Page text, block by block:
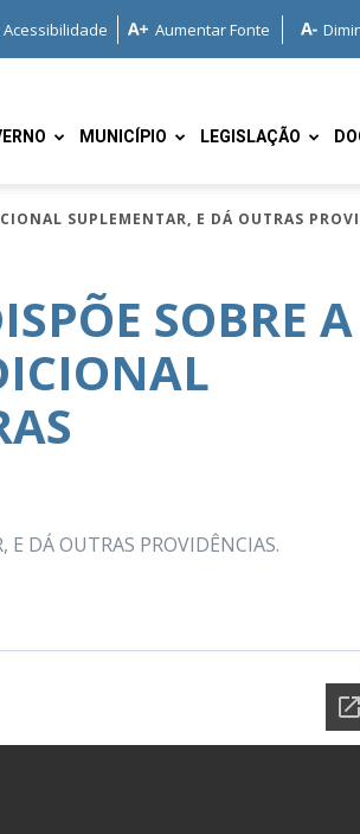
Acessibilidade Aumentar Fonte
MUNICÍPIO LEGISLAÇÃO
SUPLEMENTAR, E DÁ OUTRAS
SOBRE A
DÁ OUTRAS PROVIDÊNCIAS.